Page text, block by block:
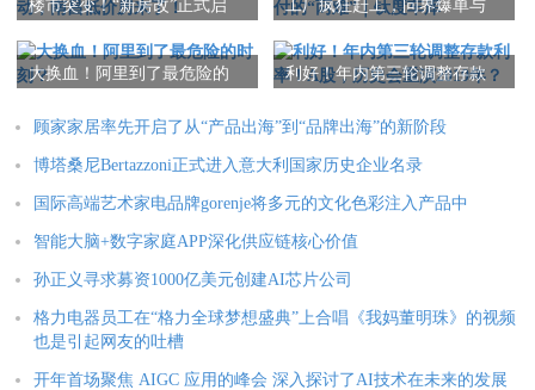
楼市突变！“新房改”正式启
工厂疯狂赶工，问界爆单与
大换血！阿里到了最危险的
利好！年内第三轮调整存款
年？
顾家家居率先开启了从“产品出海”到“品牌出海”的新阶段
博塔桑尼Bertazzoni正式进入意大利国家历史企业名录
国际高端艺术家电品牌gorenje将多元的文化色彩注入产品中
智能大脑+数字家庭APP深化供应链核心价值
孙正义寻求募资1000亿美元创建AI芯片公司
格力电器员工在“格力全球梦想盛典”上合唱《我妈董明珠》的视频
也是引起网友的吐槽
开年首场聚焦 AIGC 应用的峰会 深入探讨了AI技术在未来的发展